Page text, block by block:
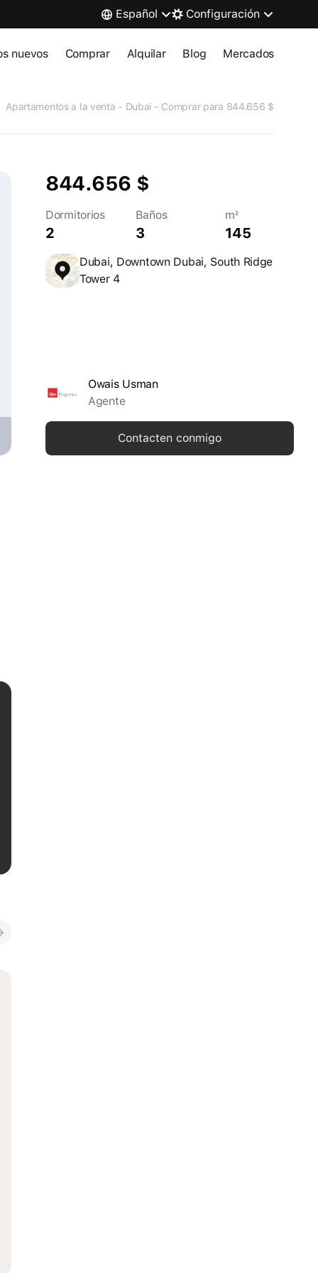
Español Configuración
nuevos Comprar Alquilar Blog Mercados
Apartamentos a la venta - Dubai - Comprar para 844.656 $
844.656 $
Dormitorios
2
Baños
3
m²
145
Dubai, Downtown Dubai, South Ridge
Tower 4
Owais Usman
Agente
Contacten conmigo